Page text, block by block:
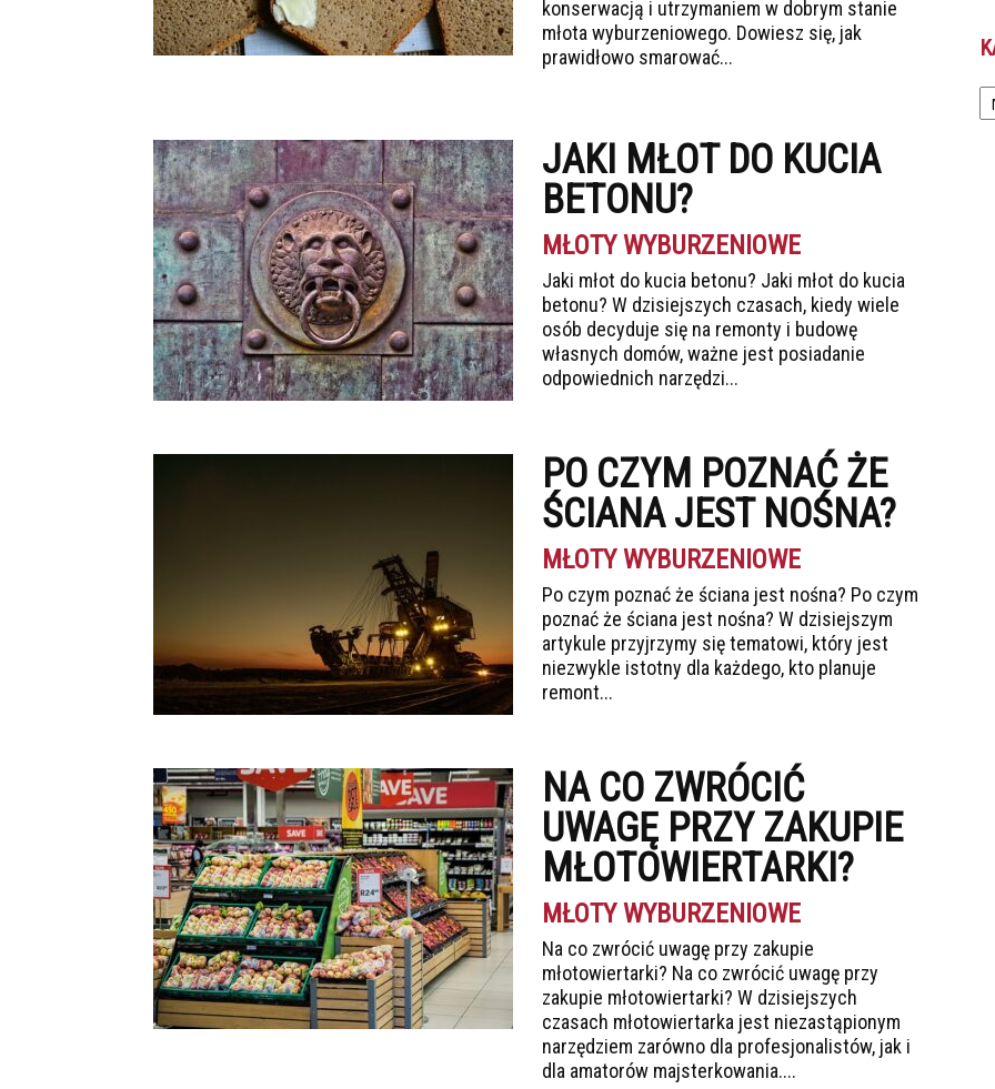
konserwacją i utrzymaniem w dobrym stanie
młota wyburzeniowego. Dowiesz się, jak
prawidłowo smarować...
JAKI MŁOT DO KUCIA
BETONU?
MŁOTY WYBURZENIOWE
Jaki młot do kucia betonu? Jaki młot do kucia
betonu? W dzisiejszych czasach, kiedy wiele
osób decyduje się na remonty i budowę
własnych domów, ważne jest posiadanie
odpowiednich narzędzi...
PO CZYM POZNAĆ ŻE
ŚCIANA JEST NOŚNA?
MŁOTY WYBURZENIOWE
Po czym poznać że ściana jest nośna? Po czym
poznać że ściana jest nośna? W dzisiejszym
artykule przyjrzymy się tematowi, który jest
niezwykle istotny dla każdego, kto planuje
remont...
NA CO ZWRÓCIĆ
UWAGĘ PRZY ZAKUPIE
MŁOTOWIERTARKI?
MŁOTY WYBURZENIOWE
Na co zwrócić uwagę przy zakupie
młotowiertarki? Na co zwrócić uwagę przy
zakupie młotowiertarki? W dzisiejszych
czasach młotowiertarka jest niezastąpionym
narzędziem zarówno dla profesjonalistów, jak i
dla amatorów majsterkowania....